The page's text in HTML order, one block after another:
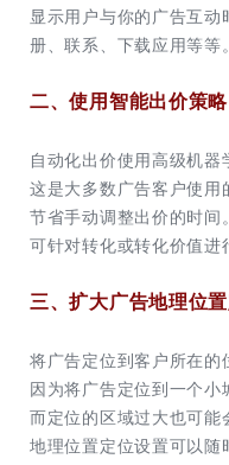
显示用户与你的广告互
册、联系、下载应用等等。
二、使用智能出价策略
自动化出价使用高级机器
这是大多数广告客户使用
节省手动调整出价的时间
可针对转化或转化价值进
三、扩大广告地理位
将广告定位到客户所在的
因为将广告定位到一个小
而定位的区域过大也可能
地理位置定位设置可以随